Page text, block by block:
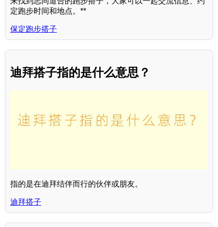
定跑步时间和地点。**
保定跑步搭子
迪拜搭子指的是什么意思？
指的是在迪拜结伴而行的伙伴或朋友。
迪拜搭子